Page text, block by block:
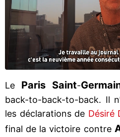
Le Paris Saint-
back-to-back-to-back. Il
les déclarations de Désiré
final de la victoire contre